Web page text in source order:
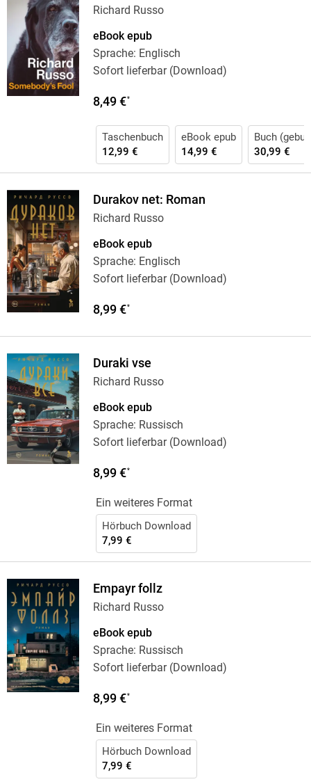
Richard Russo
eBook epub
Sprache: Englisch
Sofort lieferbar (Download)
8,49 €*
Taschenbuch
12,99 €
eBook epub
14,99 €
Buch
30,99 €
Durakov net: Roman
Richard Russo
eBook epub
Sprache: Englisch
Sofort lieferbar (Download)
8,99 €*
Duraki vse
Richard Russo
eBook epub
Sprache: Russisch
Sofort lieferbar (Download)
8,99 €*
Ein weiteres Format
Hörbuch Download
7,99 €
Empayr follz
Richard Russo
eBook epub
Sprache: Russisch
Sofort lieferbar (Download)
8,99 €*
Ein weiteres Format
Hörbuch Download
7,99 €